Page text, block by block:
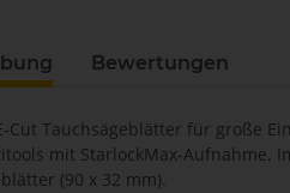
Bewertungen
Cut Tauchsägeblätter für große
mit StarlockMax-Aufnahme.
(90 x 32 mm).
2025